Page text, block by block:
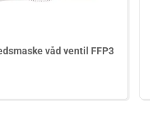
våd ventil FFP3